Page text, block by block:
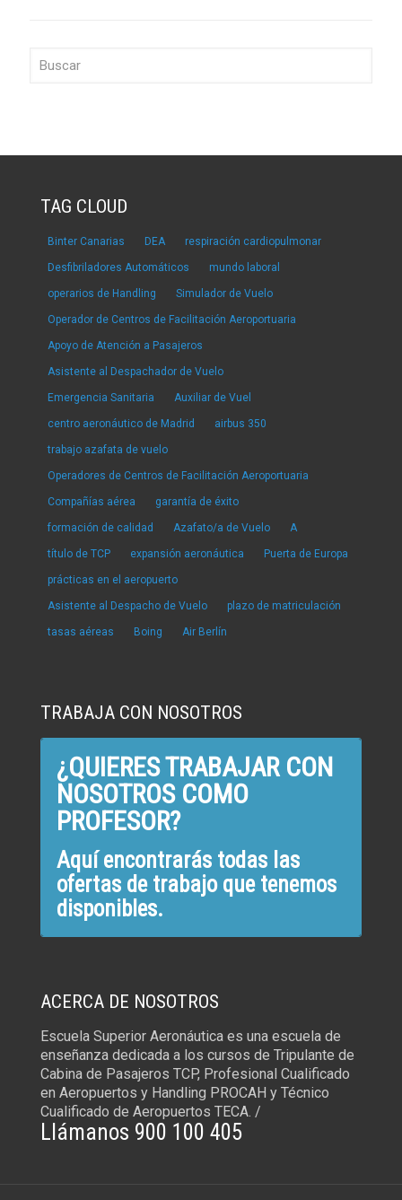
TAG CLOUD
Binter Canarias DEA respiración cardiopulmonar
Desfibriladores Automáticos mundo laboral
operarios de Handling Simulador de Vuelo
Operador de Centros de Facilitación Aeroportuaria
Apoyo de Atención a Pasajeros
Asistente al Despachador de Vuelo
Emergencia Sanitaria Auxiliar de Vuel
centro aeronáutico de Madrid airbus 350
trabajo azafata de vuelo
Operadores de Centros de Facilitación Aeroportuaria
Compañías aérea garantía de éxito
formación de calidad Azafato/a de Vuelo A
título de TCP expansión aeronáutica Puerta de Europa
prácticas en el aeropuerto
Asistente al Despacho de Vuelo plazo de matriculación
tasas aéreas Boing Air Berlín
TRABAJA CON NOSOTROS
¿QUIERES TRABAJAR CON
NOSOTROS COMO
PROFESOR?
Aquí encontrarás todas las
ofertas de trabajo que tenemos
disponibles.
ACERCA DE NOSOTROS
Escuela Superior Aeronáutica es una escuela de
enseñanza dedicada a los cursos de Tripulante de
Cabina de Pasajeros TCP, Profesional Cualificado
en Aeropuertos y Handling PROCAH y Técnico
Cualificado de Aeropuertos TECA. /
Llámanos 900 100 405